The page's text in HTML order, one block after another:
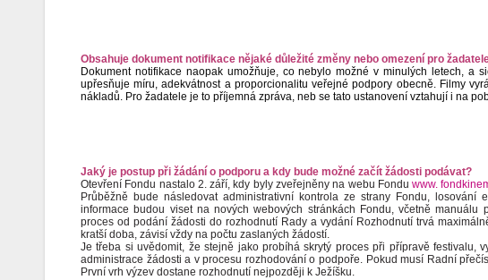
Obsahuje dokument notifikace nějaké důležité změny nebo omezení pro
Dokument notifikace naopak umožňuje, co nebylo možné v minulých letech, a
upřesňuje míru, adekvátnost a proporcionalitu veřejné podpory obecně. Filmy
nákladů. Pro žadatele je to příjemná zpráva, neb se tato ustanovení vztahují i na
Jaký je postup při žádání o podporu a kdy bude možné začít žádosti podávat?
Otevření Fondu nastalo 2. září, kdy byly zveřejněny na webu Fonduwww.
Průběžně bude následovat administrativní kontrola ze strany Fondu, losování
informace budou viset na nových webových stránkách Fondu, včetně manuálu
proces od podání žádosti do rozhodnutí Rady a vydání Rozhodnutí trvá
kratší doba, závisí vždy na počtu zaslaných žádostí.
Je třeba si uvědomit, že stejně jako probíhá skrytý proces při přípravě festivalu,
administrace žádosti a v procesu rozhodování o podpoře. Pokud musí Radní
První vrh výzev dostane rozhodnutí nejpozději k Ježíšku.